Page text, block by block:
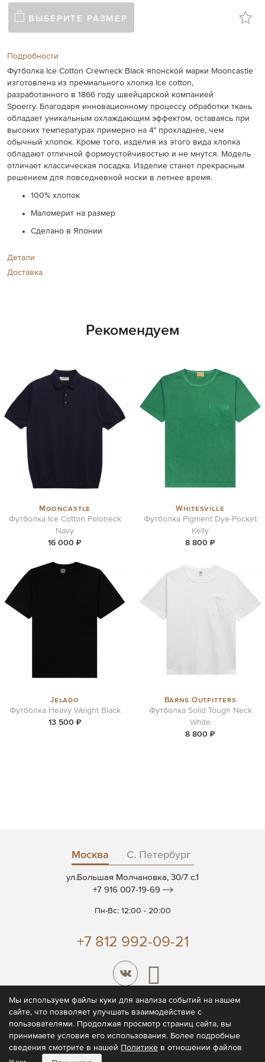
ВЫБЕРИТЕ РАЗМЕР
Подробности
Футболка Ice Cotton Crewneck Black японской марки Mooncastle
изготовлена из премиального хлопка Ice cotton,
разработанного в 1866 году швейцарской компанией
Spoerry. Благодаря инновационному процессу обработки ткань
обладает уникальным охлаждающим эффектом, оставаясь при
высоких температурах примерно на 4° прохладнее, чем
обычный хлопок. Кроме того, изделия из этого вида хлопка
обладают отличной формоустойчивостью и не мнутся. Модель
отличает классическая посадка. Изделие станет прекрасным
решением для повседневной носки в летнее время.
100% хлопок
Маломерит на размер
Сделано в Японии
Детали
Доставка
Рекомендуем
Mooncastle
Футболка Ice Cotton Poloneck
Navy
16 000 ₽
Whitesville
Футболка Pigment Dye Pocket
Kelly
8 800 ₽
Jelado
Футболка Heavy Weight Black
13 500 ₽
Barns Outfitters
Футболка Solid Tough Neck
White
8 800 ₽
Москва С. Петербург
ул.Большая Молчановка, 30/7 c.1
+7 916 007-19-69
Пн-Вс: 12:00 - 20:00
+7 812 992-09-21
Политика конфиденциальности
Пользовательское соглашение
Мы используем файлы куки для анализа событий на нашем
сайте, что позволяет улучшать взаимодействие с
пользователями. Продолжая просмотр страниц сайта, вы
принимаете условия его использования. Более подробные
сведения смотрите в нашей Политике в отношении файлов